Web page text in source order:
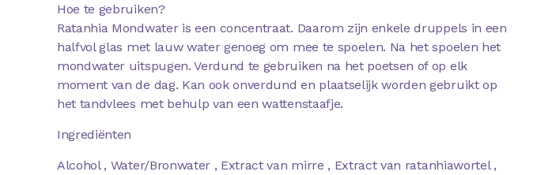
Hoe te gebruiken?
Ratanhia Mondwater is een concentraat. Daarom zijn enkele druppels in een
halfvol glas met lauw water genoeg om mee te spoelen. Na het spoelen het
mondwater uitspugen. Verdund te gebruiken na het poetsen of op elk
moment van de dag. Kan ook onverdund en plaatselijk worden gebruikt op
het tandvlees met behulp van een wattenstaafje.
Ingrediënten
Alcohol , Water/Bronwater , Extract van mirre , Extract van ratanhiawortel ,